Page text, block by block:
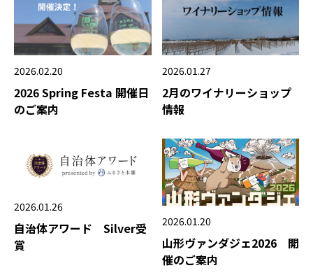
2026.02.20
2026 Spring Festa 開催日
のご案内
2026.01.27
2月のワイナリーショップ
情報
2026.01.26
自治体アワード Silver受
賞
2026.01.20
山形ヴァンダジェ2026 開
催のご案内